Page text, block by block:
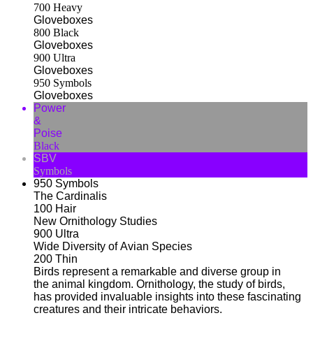
700 Heavy
Gloveboxes
800 Black
Gloveboxes
900 Ultra
Gloveboxes
950 Symbols
Gloveboxes
Power
&
Poise
Black
SBV
Symbols
950 Symbols
The Cardinalis
100 Hair
New Ornithology Studies
900 Ultra
Wide Diversity of Avian Species
200 Thin
Birds represent a remarkable and diverse group in
the animal kingdom. Ornithology, the study of birds,
has provided invaluable insights into these fascinating
creatures and their intricate behaviors.